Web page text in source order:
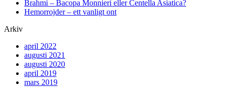
Brahmi – Bacopa Monnieri eller Centella Asiatica?
Hemorrojder – ett vanligt ont
Arkiv
april 2022
augusti 2021
augusti 2020
april 2019
mars 2019